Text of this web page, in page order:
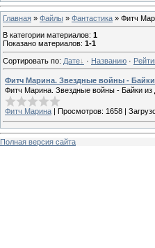
Главная » Файлы » Фантастика » Фитч
В категории материалов: 1
Показано материалов: 1-1
Сортировать по: Дате · Названию ·
Фитч Марина. Звездные войны -
Фитч Марина. Звездные войны - Байки
Фитч Марина | Просмотров: 1658 |
Полная версия сайта